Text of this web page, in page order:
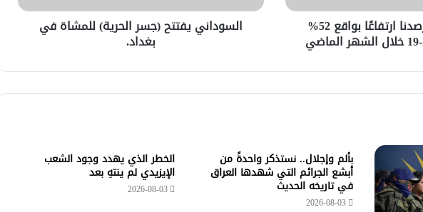
الصحة العالمية : رصدنا ارتفاعًا بواقع 52% السوداني يفتتح (جسر الحرية) للمشاة في
بغداد.
بألم وإجلال.. نستذكر واحدةً من
أبشع الجرائم التي شهدها العراق
في تاريخه الحديث
2026-08-03
الخطر الذي يهدد وجود الشعب
الإيزيدي لم ينتهِ بعد
2026-08-03